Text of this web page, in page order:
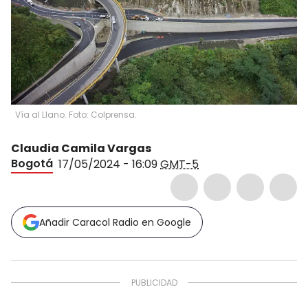
Vía al Llano. Foto: Colprensa.
Claudia Camila Vargas
Bogotá 17/05/2024 - 16:09GMT-5
Añadir Caracol Radio en Google